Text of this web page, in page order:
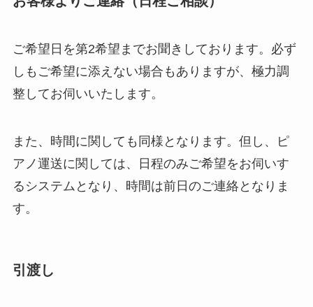
ご希望日を第2希望までお聞きしております。必ず
しもご希望に添えない場合もありますが、極力調
整してお伺いいたします。
また、時間に関しても同様となります。但し、ピ
アノ運送に関しては、日程のみご希望をお伺いす
るシステムとなり、時間は前日のご連絡となりま
す。
引渡し